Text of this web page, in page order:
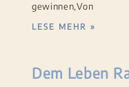
gewinnen,Von
LESE MEHR »
Dem Leben